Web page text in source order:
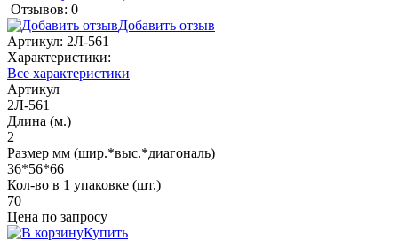
Отзывов: 0
Добавить отзыв
Артикул: 2Л-561
Характеристики:
Все характеристики
Артикул
2Л-561
Длина (м.)
2
Размер мм (шир.*выс.*диагональ)
36*56*66
Кол-во в 1 упаковке (шт.)
70
Цена по запросу
Купить